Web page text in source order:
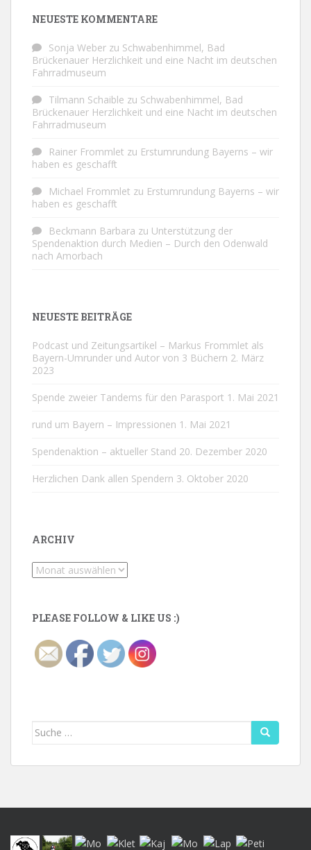
NEUESTE KOMMENTARE
Sonja Weber zu Schwabenhimmel, Bad
Brückenauer Herzlichkeit und eine Nacht im deutschen
Fahrradmuseum
Tilmann Schaible zu Schwabenhimmel, Bad
Brückenauer Herzlichkeit und eine Nacht im deutschen
Fahrradmuseum
Rainer Frommlet zu Erstumrundung Bayerns – wir
haben es geschafft
Michael Frommlet zu Erstumrundung Bayerns – wir
haben es geschafft
Beckmann Barbara zu Unterstützung der
Spendenaktion durch Medien – Durch den Odenwald
nach Amorbach
NEUESTE BEITRÄGE
Podcast und Zeitungsartikel – Markus Frommlet als
Bayern-Umrunder und Autor von 3 Büchern 2. März
2023
Spende zweier Tandems für den Parasport 1. Mai 2021
rund um Bayern – Impressionen 1. Mai 2021
Spendenaktion – aktueller Stand 20. Dezember 2020
Herzlichen Dank allen Spendern 3. Oktober 2020
ARCHIV
Archiv
PLEASE FOLLOW & LIKE US :)
Suche